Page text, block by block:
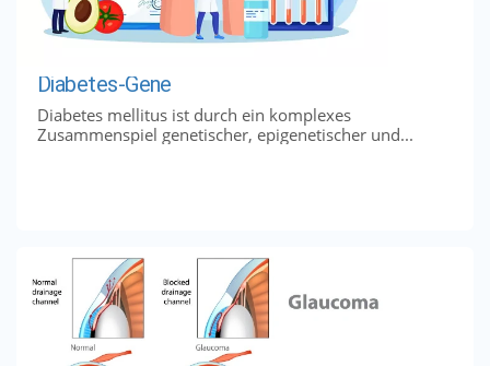
Diabetes-Gene
Diabetes mellitus ist durch ein komplexes
Zusammenspiel genetischer, epigenetischer und...